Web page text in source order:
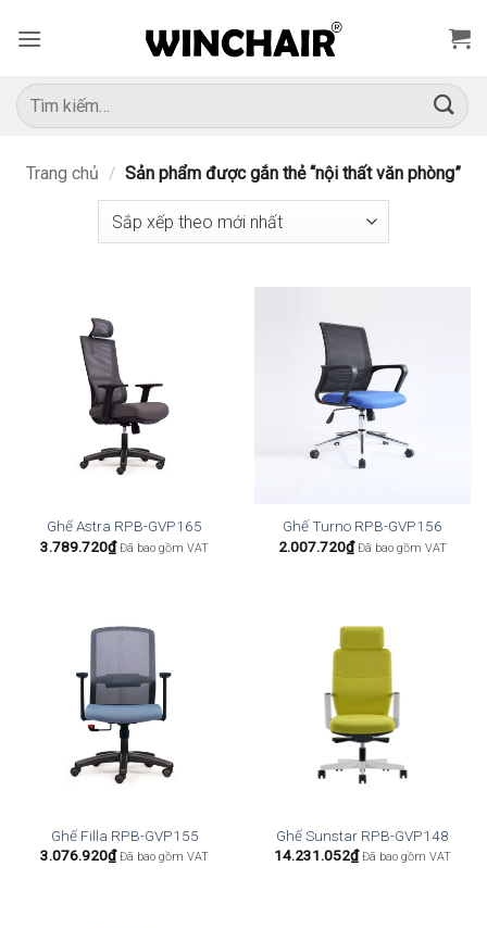
qua
dung
Tìm
kiếm:
Trang chủ / Sản phẩm được gắn thẻ “nội thất văn phòng”
Ghế Astra RPB-GVP165
3.789.720₫ Đã bao gồm VAT
Ghế Turno RPB-GVP156
2.007.720₫ Đã bao gồm VAT
Ghế Filla RPB-GVP155
3.076.920₫ Đã bao gồm VAT
Ghế Sunstar RPB-GVP148
14.231.052₫ Đã bao gồm VAT